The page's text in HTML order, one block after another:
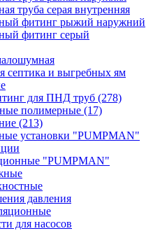
труба серая внутренняя
фитинг рыжий наружний
фитинг серый
септика и выгребных ям
для ПНД труб (278)
полимерные (17)
(213)
установки "PUMPMAN"
"PUMPMAN"
давления
для насосов